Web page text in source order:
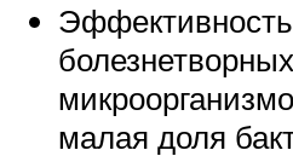
болезнетворных
малая доля